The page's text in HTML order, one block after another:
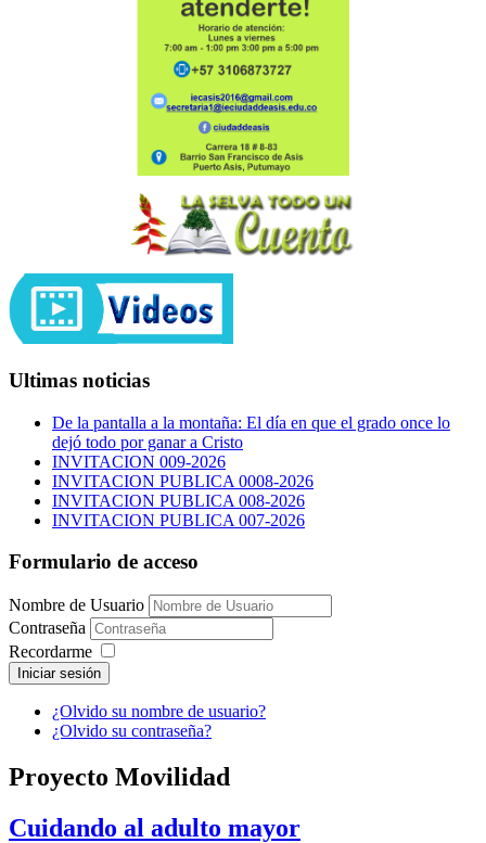
Ultimas noticias
De la pantalla a la montaña: El día en que el grado once lo
dejó todo por ganar a Cristo
INVITACION 009-2026
INVITACION PUBLICA 0008-2026
INVITACION PUBLICA 008-2026
INVITACION PUBLICA 007-2026
Formulario de acceso
Nombre de Usuario
Contraseña
Recordarme
Iniciar sesión
¿Olvido su nombre de usuario?
¿Olvido su contraseña?
Proyecto Movilidad
Cuidando al adulto mayor